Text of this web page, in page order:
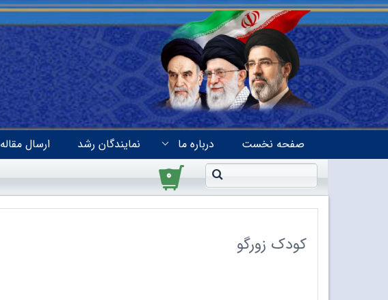
صفحه نخست درباره ما نمایندگان رشد ارسال مقاله
۰
کودک زورگو